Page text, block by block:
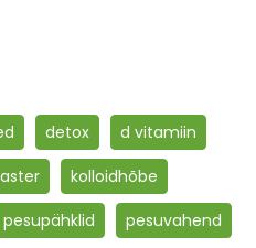
detox
d vitamiin
kolloidhõbe
pesupähklid
pesuvahend